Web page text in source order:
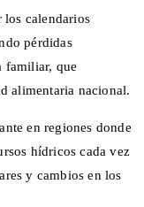
calendarios
pérdidas
familiar, que
alimentaria nacional.
en regiones donde
hídricos cada vez
y cambios en los